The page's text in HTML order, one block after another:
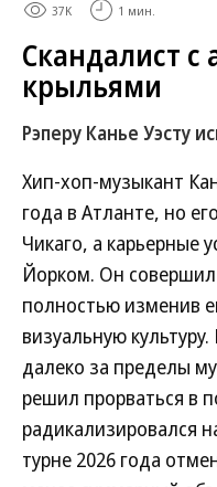
37K 1 мин.
Скандалист с
крыльями
Рэперу Канье Уэсту
Хип-хоп-музыкант
года в Атланте, но
Чикаго, а карьерные
Йорком. Он
полностью изменив
визуальную
далеко за пределы
решил прорваться в
радикализировался
турне 2026 года